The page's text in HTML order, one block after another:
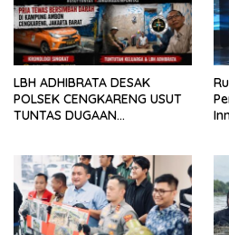
LBH ADHIBRATA DESAK
POLSEK CENGKARENG USUT
TUNTAS DUGAAN